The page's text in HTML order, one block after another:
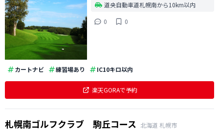
道央自動車道札幌南から10km以内
0
0
カートナビ 練習場あり IC10キロ以内
楽天GORAで予約
札幌南ゴルフクラブ 駒丘コース 北海道 札幌市